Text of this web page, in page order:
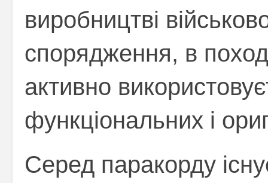
виробництві
спорядження, в
активно
функціональних і
Серед паракорду